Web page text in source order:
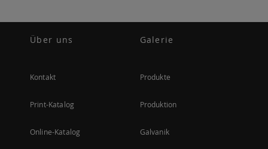
Über uns
Kontakt
Print-Katalog
Online-Katalog
Galerie
Produkte
Produktion
Galvanik